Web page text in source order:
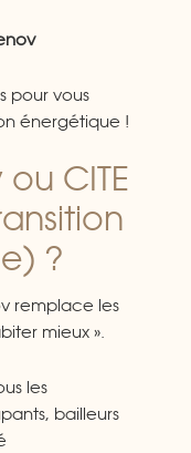
pour vous
énergétique !
CITE
?
remplace les
mieux ».
les
bailleurs